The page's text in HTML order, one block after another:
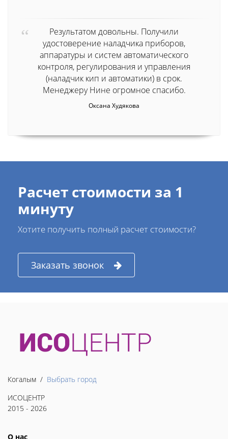
Результатом довольны. Получили
удостоверение наладчика приборов,
аппаратуры и систем автоматического
контроля, регулирования и управления
(наладчик кип и автоматики) в срок.
Менеджеру Нине огромное спасибо.
Оксана Худякова
Расчет стоимости за 1
минуту
Хотите получить полный расчет стоимости?
Заказать звонок
Когалым / Выбрать город
ИСОЦЕНТР
2015 - 2026
О нас